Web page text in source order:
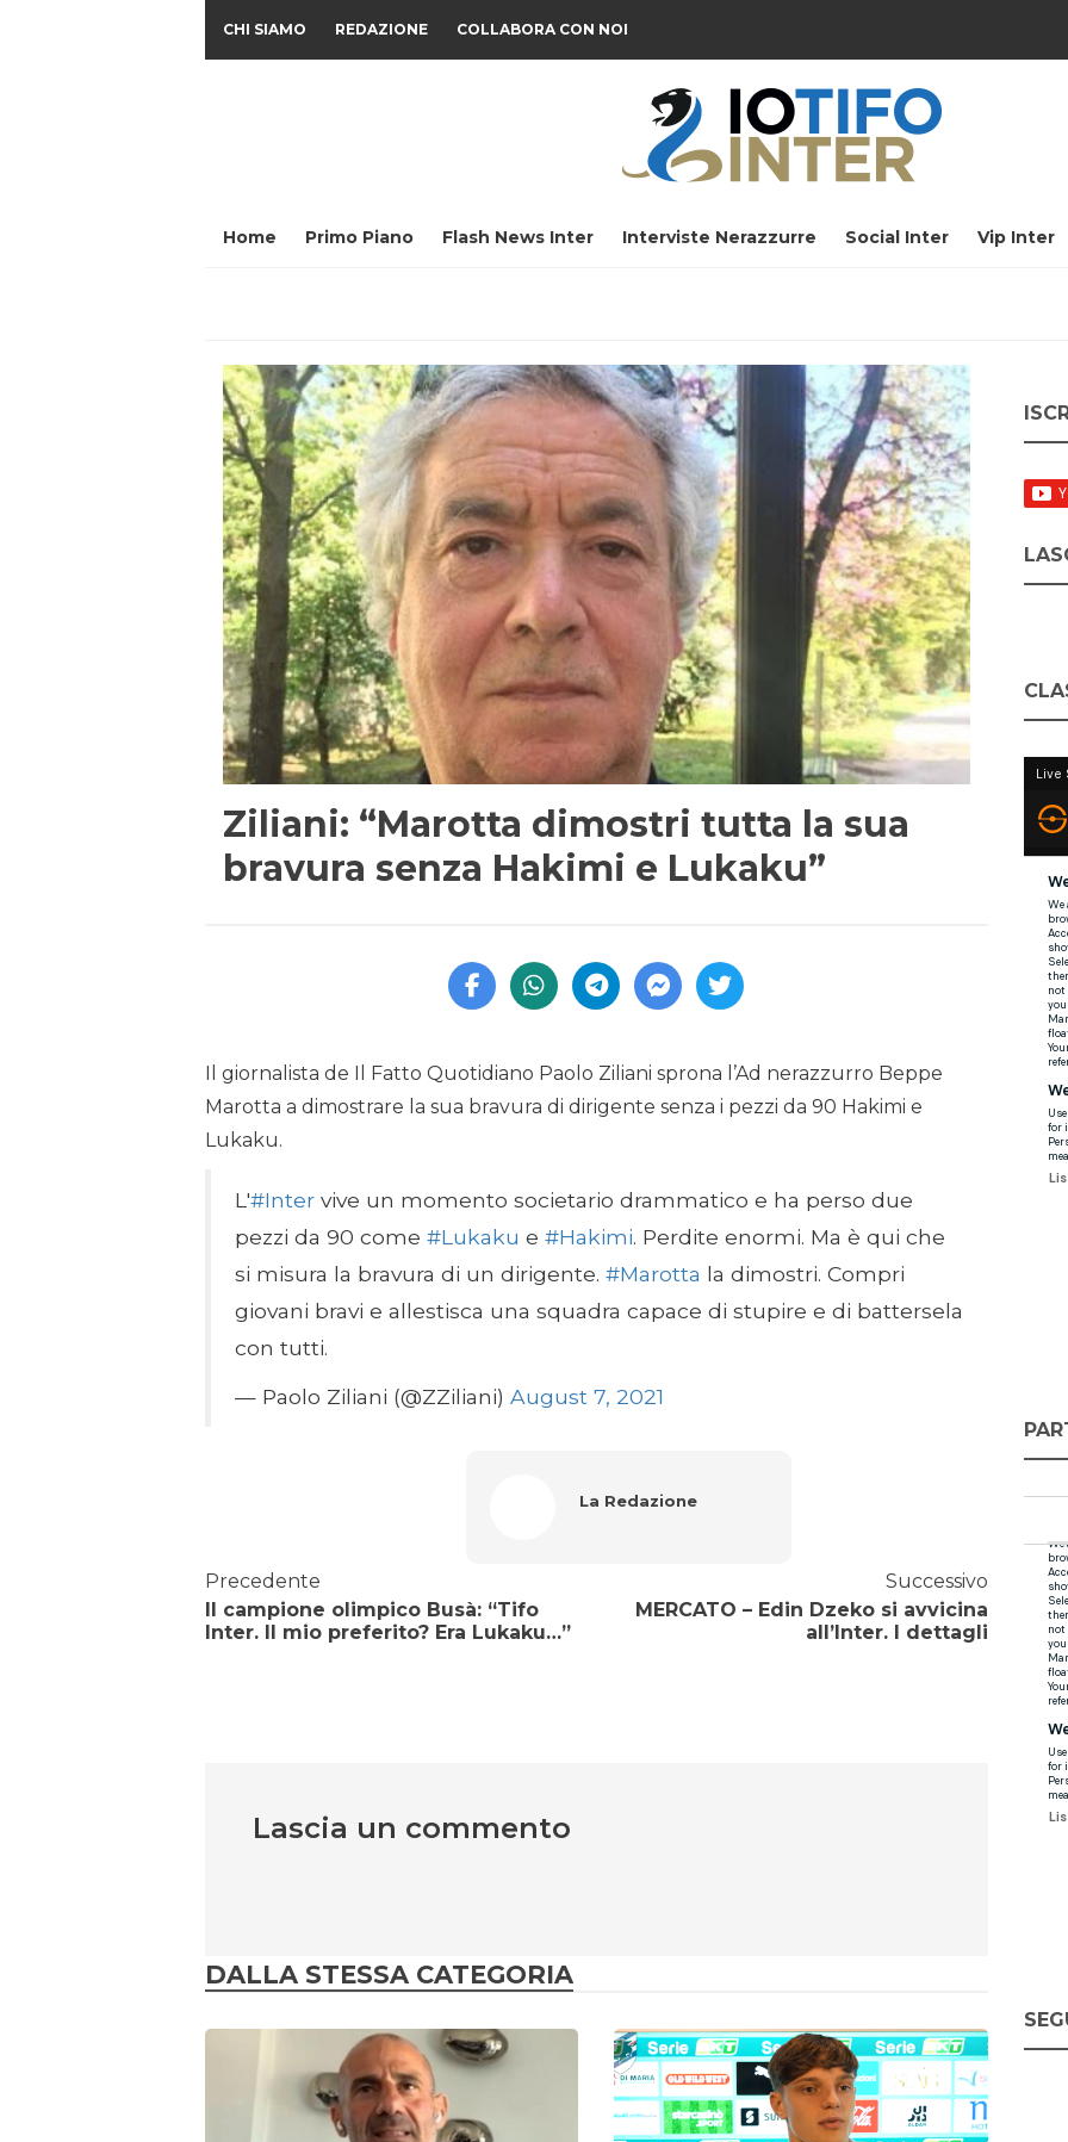
CHI SIAMO REDAZIONE COLLABORA CON NOI
Home Primo Piano Flash News Inter Interviste Nerazzurre Social Inter Vip Inter
Ziliani: “Marotta dimostri tutta la sua
bravura senza Hakimi e Lukaku”
Il giornalista de Il Fatto Quotidiano Paolo Ziliani sprona l’Ad nerazzurro Beppe
Marotta a dimostrare la sua bravura di dirigente senza i pezzi da 90 Hakimi e
Lukaku.
L'#Inter vive un momento societario drammatico e ha perso due
pezzi da 90 come #Lukaku e #Hakimi. Perdite enormi. Ma è qui che
si misura la bravura di un dirigente. #Marotta la dimostri. Compri
giovani bravi e allestisca una squadra capace di stupire e di battersela
con tutti.
— Paolo Ziliani (@ZZiliani) August 7, 2021
La Redazione
Precedente
Il campione olimpico Busà: “Tifo
Inter. Il mio preferito? Era Lukaku…”
Successivo
MERCATO – Edin Dzeko si avvicina
all’Inter. I dettagli
Lascia un commento
DALLA STESSA CATEGORIA